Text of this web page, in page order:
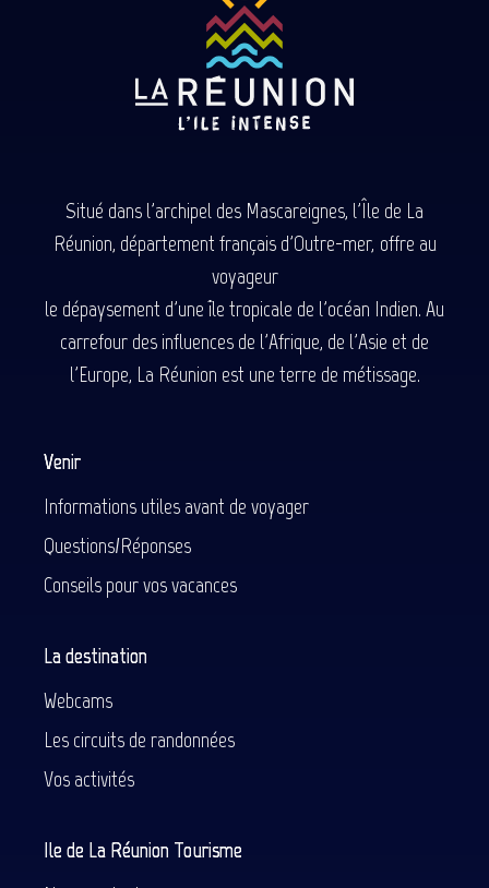
Situé dans l'archipel des Mascareignes, l'Île de La
Réunion, département français d'Outre-mer, offre au
voyageur
le dépaysement d'une île tropicale de l'océan Indien. Au
carrefour des influences de l'Afrique, de l'Asie et de
l'Europe, La Réunion est une terre de métissage.
Venir
Informations utiles avant de voyager
Questions/Réponses
Conseils pour vos vacances
La destination
Webcams
Les circuits de randonnées
Vos activités
Ile de La Réunion Tourisme